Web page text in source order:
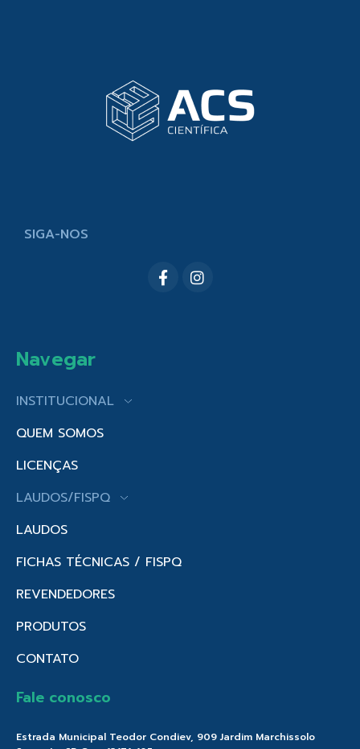
SIGA-NOS
Navegar
INSTITUCIONAL
QUEM SOMOS
LICENÇAS
LAUDOS/FISPQ
LAUDOS
FICHAS TÉCNICAS / FISPQ
REVENDEDORES
PRODUTOS
CONTATO
Fale conosco
Estrada Municipal Teodor Condiev, 909 Jardim Marchissolo